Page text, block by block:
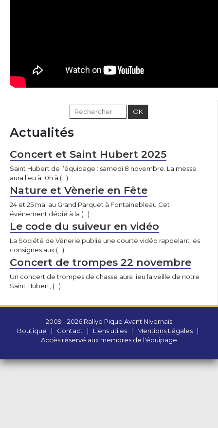
Actualités
Concert et Saint Hubert 2025
Saint Hubert de l’équipage : samedi 8 novembre. La messe
aura lieu à 10h à (…)
Nature et Vènerie en Fête
24 et 25 mai au Grand Parquet à Fontainebleau Cet
événement dédié à la (…)
Le code du suiveur en vidéo
La Société de Vènerie publie une courte vidéo rappelant les
consignes aux (…)
Concert de trompes 22 novembre
Un concert de trompes de chasse aura lieu la veille de notre
Saint Hubert, (…)
2009 - 2026 Rallye Pique Avant Nivernais
Boutique
| Contact | Liens utiles | Mentions Légales
|
Accès réservé aux membres de l'équipage